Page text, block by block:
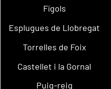
Fígols
Esplugues de Llobregat
Torrelles de Foix
Castellet i la Gornal
Puig-reig